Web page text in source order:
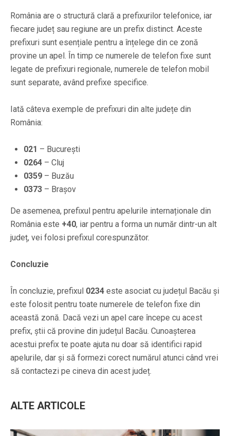
România are o structură clară a prefixurilor telefonice, iar
fiecare județ sau regiune are un prefix distinct. Aceste
prefixuri sunt esențiale pentru a înțelege din ce zonă
provine un apel. În timp ce numerele de telefon fixe sunt
legate de prefixuri regionale, numerele de telefon mobil
sunt separate, având prefixe specifice.
Iată câteva exemple de prefixuri din alte județe din
România:
021 – București
0264 – Cluj
0359 – Buzău
0373 – Brașov
De asemenea, prefixul pentru apelurile internaționale din
România este +40, iar pentru a forma un număr dintr-un alt
județ, vei folosi prefixul corespunzător.
Concluzie
În concluzie, prefixul 0234 este asociat cu județul Bacău și
este folosit pentru toate numerele de telefon fixe din
această zonă. Dacă vezi un apel care începe cu acest
prefix, știi că provine din județul Bacău. Cunoașterea
acestui prefix te poate ajuta nu doar să identifici rapid
apelurile, dar și să formezi corect numărul atunci când vrei
să contactezi pe cineva din acest județ.
ALTE ARTICOLE